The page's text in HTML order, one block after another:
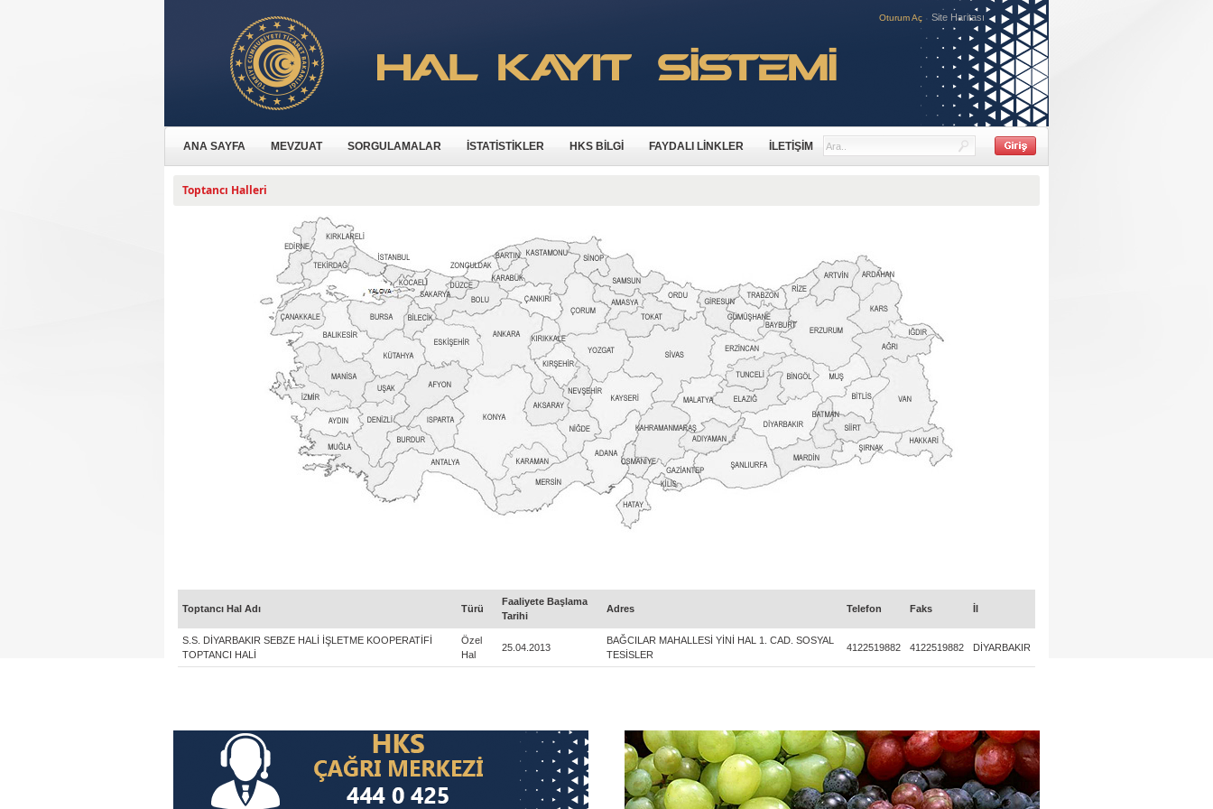
Oturum Aç Site Haritası
ANA SAYFA MEVZUAT SORGULAMALAR İSTATİSTİKLER HKS BİLGİ FAYDALI LİNKLER İLETİŞİM
Toptancı Halleri
Toptancı Hal Adı Türü
Faaliyete Başlama
Tarihi
Adres Telefon Faks İl
S.S. DİYARBAKIR SEBZE HALİ İŞLETME KOOPERATİFİ
TOPTANCI HALİ
Özel
Hal
25.04.2013
BAĞCILAR MAHALLESİ YİNİ HAL 1. CAD. SOSYAL
TESİSLER
4122519882 4122519882 DİYARBAKIR